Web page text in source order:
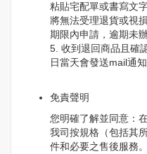
粘貼宅配單或書寫文
將無法受理退貨或視
期限內申請，逾期未
5. 收到退回商品且確
日當天會發送mail通知
免責聲明
您明確了解並同意：
我司按規格（包括其
件和必要之售後服務